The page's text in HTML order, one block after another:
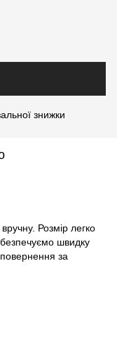
знижки
Розмір легко
швидку
за